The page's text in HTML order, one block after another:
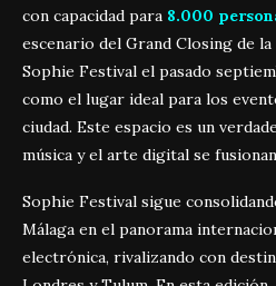
con capacidad para 8.000
escenario del Grand Closing de
Sophie Festival el pasado
como el lugar ideal para los
ciudad. Este espacio es un
música y el arte digital se
Sophie Festival sigue
Málaga en el panorama
electrónica, rivalizando con